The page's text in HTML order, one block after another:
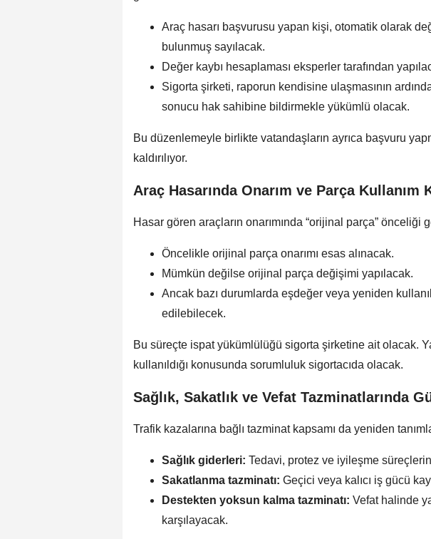
Araç hasarı başvurusu yapan kişi, otomatik olarak
bulunmuş sayılacak.
Değer kaybı hesaplaması eksperler tarafından
Sigorta şirketi, raporun kendisine ulaşmasının
sonucu hak sahibine bildirmekle yükümlü olacak.
Bu düzenlemeyle birlikte vatandaşların ayrıca başvuru
kaldırılıyor.
Araç Hasarında Onarım ve Parça Kullanım
Hasar gören araçların onarımında “orijinal parça” önceliği
Öncelikle orijinal parça onarımı esas alınacak.
Mümkün değilse orijinal parça değişimi yapılacak.
Ancak bazı durumlarda eşdeğer veya yeniden
edilebilecek.
Bu süreçte ispat yükümlülüğü sigorta şirketine ait olacak.
kullanıldığı konusunda sorumluluk sigortacıda olacak.
Sağlık, Sakatlık ve Vefat Tazminatlarında
Trafik kazalarına bağlı tazminat kapsamı da yeniden
Sağlık giderleri: Tedavi, protez ve iyileşme
Sakatlanma tazminatı: Geçici veya kalıcı iş gücü
Destekten yoksun kalma tazminatı: Vefat halinde
karşılayacak.